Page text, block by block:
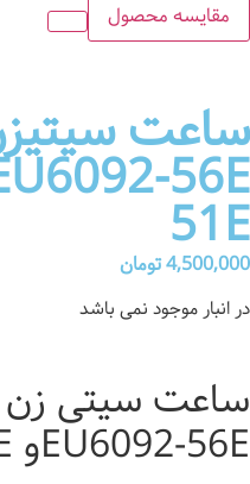
مقایسه محصول
ساعت
51E
4,500,000تومان
در انبار موجود نمی باشد
ساعت سیتی
EU6092-56Eو BI5072-51E